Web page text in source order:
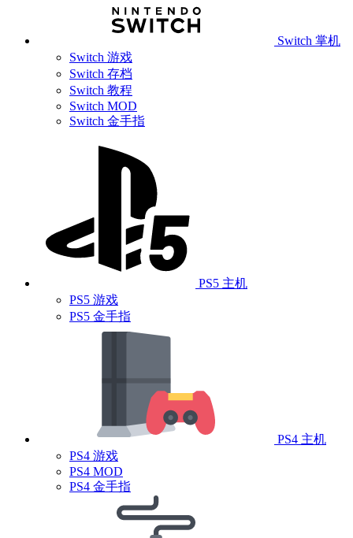
Switch 掌机
Switch 游戏
Switch 存档
Switch 教程
Switch MOD
Switch 金手指
PS5 主机
PS5 游戏
PS5 金手指
PS4 主机
PS4 游戏
PS4 MOD
PS4 金手指